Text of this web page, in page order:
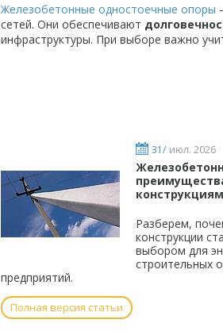
Железобетонные одностоечные опоры
сетей. Они обеспечивают
инфраструктуры. При выборе важно
31/ июл. 2026
Разберем,
конструкции
выбором для
строительных
предприятий.
Полная версия статьи